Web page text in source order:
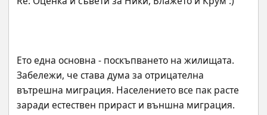
Ето една основна - поскъпването на жилищата.
Забележи, че става дума за отрицателна
вътрешна миграция. Населението все пак расте
заради естествен прираст и външна миграция.